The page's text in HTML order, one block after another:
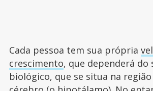
Cada pessoa tem sua própria
crescimento, que dependerá do
biológico, que se situa na